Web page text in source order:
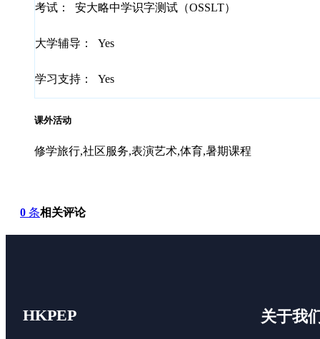
考试： 安大略中学识字测试（OSSLT）
大学辅导： Yes
学习支持： Yes
课外活动
修学旅行,社区服务,表演艺术,体育,暑期课程
0 条相关评论
HKPEP 关于我